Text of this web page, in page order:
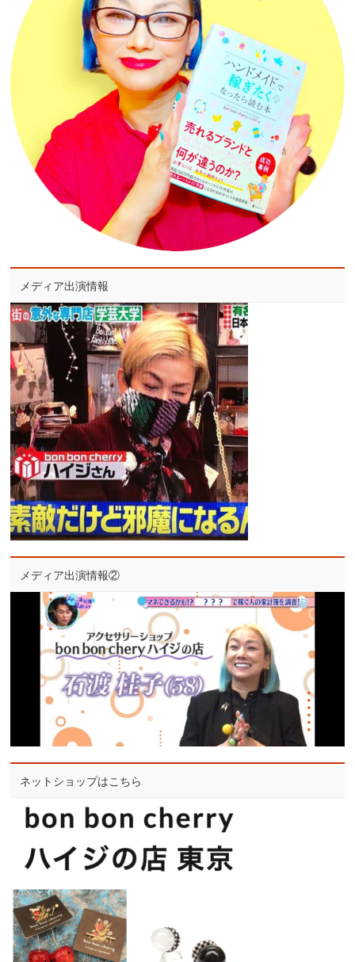
メディア出演情報
メディア出演情報②
ネットショップはこちら